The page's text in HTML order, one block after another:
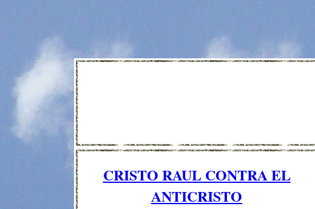
CRISTO RAUL CONTRA EL
ANTICRISTO